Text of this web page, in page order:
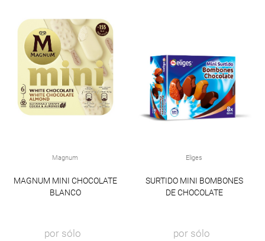
Magnum
MAGNUM MINI CHOCOLATE
BLANCO
por sólo
Eliges
SURTIDO MINI BOMBONES
DE CHOCOLATE
por sólo